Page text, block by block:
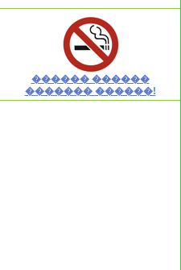
������ ������
������� ������!